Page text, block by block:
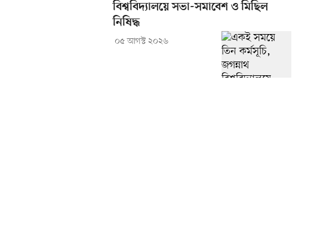
বিশ্ববিদ্যালয়ে সভা-সমাবেশ ও মিছিল
নিষিদ্ধ
০৫ আগস্ট ২০২৬